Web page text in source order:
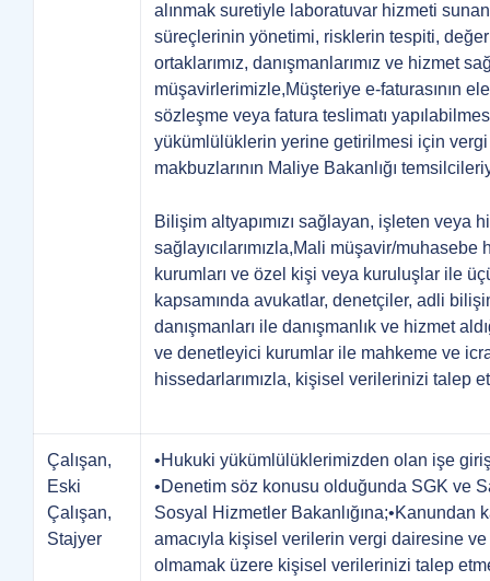
alınmak suretiyle laboratuvar hizmeti
süreçlerinin yönetimi, risklerin tespiti,
ortaklarımız, danışmanlarımız ve hizmet
müşavirlerimizle,Müşteriye e-faturasının
sözleşme veya fatura teslimatı
yükümlülüklerin yerine getirilmesi için
makbuzlarının Maliye Bakanlığı
Bilişim altyapımızı sağlayan, işleten veya
sağlayıcılarımızla,Mali müşavir/
kurumları ve özel kişi veya kuruluşlar ile
kapsamında avukatlar, denetçiler, adli
danışmanları ile danışmanlık ve hizmet
ve denetleyici kurumlar ile mahkeme ve
hissedarlarımızla, kişisel verilerinizi talep
Çalışan,
Eski
Çalışan,
Stajyer
•Hukuki yükümlülüklerimizden olan işe
•Denetim söz konusu olduğunda SGK ve
Sosyal Hizmetler Bakanlığına;•Kanundan
amacıyla kişisel verilerin vergi dairesine ve
olmamak üzere kişisel verilerinizi talep